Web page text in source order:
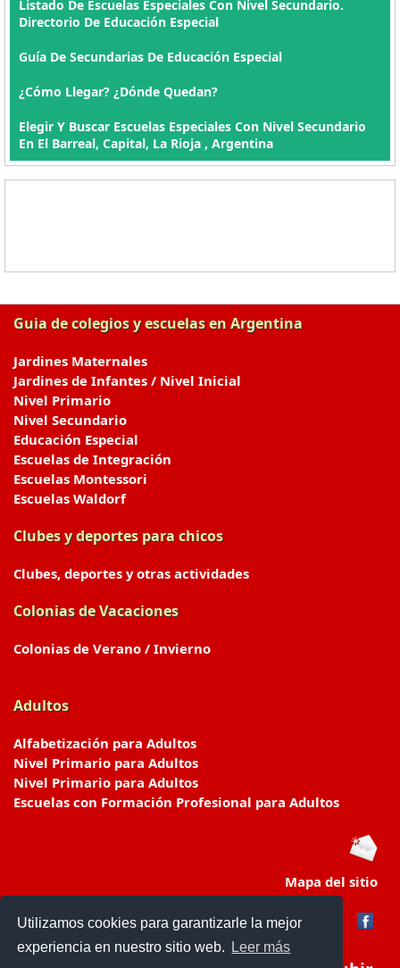
Utilizamos cookies para garantizarle la mejor
experiencia en nuestro sitio web.
Leer más
Listado De Escuelas Especiales Con Nivel Secundario.
Directorio De Educación Especial
Guía De Secundarias De Educación Especial
¿Cómo Llegar? ¿Dónde Quedan?
Elegir Y Buscar Escuelas Especiales Con Nivel Secundario
En El Barreal, Capital, La Rioja , Argentina
Guia de colegios y escuelas en Argentina
Jardines Maternales
Jardines de Infantes / Nivel Inicial
Nivel Primario
Nivel Secundario
Educación Especial
Escuelas de Integración
Escuelas Montessori
Escuelas Waldorf
Clubes y deportes para chicos
Clubes, deportes y otras actividades
Colonias de Vacaciones
Colonias de Verano / Invierno
Adultos
Alfabetización para Adultos
Nivel Primario para Adultos
Nivel Primario para Adultos
Escuelas con Formación Profesional para Adultos
Mapa del sitio